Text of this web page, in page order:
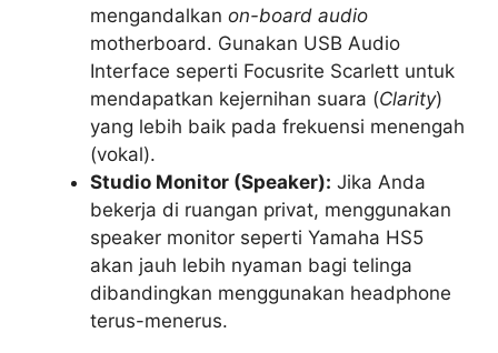
mengandalkan on-board audio
motherboard. Gunakan USB Audio
Interface seperti Focusrite Scarlett untuk
mendapatkan kejernihan suara (Clarity)
yang lebih baik pada frekuensi menengah
(vokal).
Studio Monitor (Speaker): Jika Anda
bekerja di ruangan privat, menggunakan
speaker monitor seperti Yamaha HS5
akan jauh lebih nyaman bagi telinga
dibandingkan menggunakan headphone
terus-menerus.